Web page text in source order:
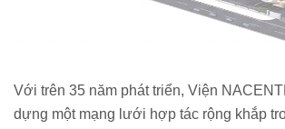
Với trên 35 năm phát triển, Viện
dựng một mạng lưới hợp tác rộng khắp